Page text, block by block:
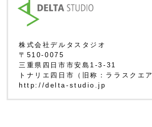
株式会社デルタスタジオ
〒510-0075
三重県四日市市安島1-3-31
トナリエ四日市（旧称：ララスクエ
http://delta-studio.jp